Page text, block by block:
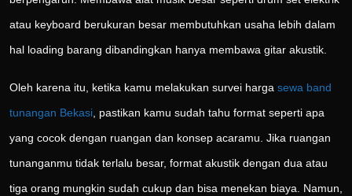
atau keyboard berukuran besar membutuhkan usaha lebih dalam
hal loading barang dibandingkan hanya membawa gitar akustik.
Oleh karena itu, ketika kamu melakukan survei harga sewa band
tunangan Bekasi , pastikan kamu sudah tahu format seperti apa
yang cocok dengan ruangan dan konsep acaramu. Jika ruangan
tunanganmu tidak terlalu besar, format akustik dengan dua atau
tiga orang mungkin sudah cukup dan bisa menekan biaya. Namun,